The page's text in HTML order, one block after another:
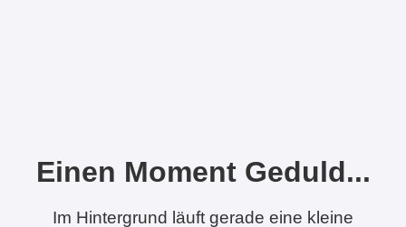
Einen Moment Geduld...
Im Hintergrund läuft gerade eine kleine